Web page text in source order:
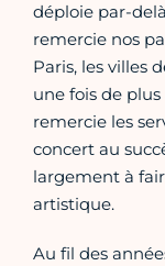
déploie par-
remercie nos
Paris, les villes
une fois de
remercie les
concert au
largement à
artistique.
Au fil des